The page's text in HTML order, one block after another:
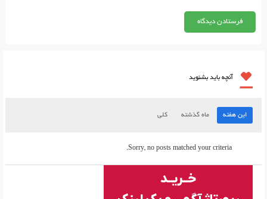
آنچه باید بشنوید
این هفته ماه گذشته کلی
Sorry, no posts matched your criteria.